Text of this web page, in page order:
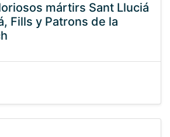
mártirs Sant Lluciá
Fills y Patrons de la